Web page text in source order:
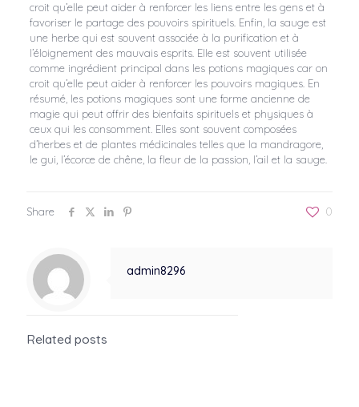
croit qu’elle peut aider à renforcer les liens entre les gens et à
favoriser le partage des pouvoirs spirituels. Enfin, la sauge est
une herbe qui est souvent associée à la purification et à
l’éloignement des mauvais esprits. Elle est souvent utilisée
comme ingrédient principal dans les potions magiques car on
croit qu’elle peut aider à renforcer les pouvoirs magiques. En
résumé, les potions magiques sont une forme ancienne de
magie qui peut offrir des bienfaits spirituels et physiques à
ceux qui les consomment. Elles sont souvent composées
d’herbes et de plantes médicinales telles que la mandragore,
le gui, l’écorce de chêne, la fleur de la passion, l’ail et la sauge.
Share 0
admin8296
Related posts